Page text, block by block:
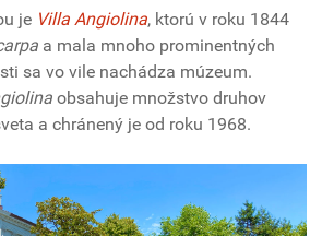
je Villa Angiolina, ktorú v roku 1844
a mala mnoho prominentných
sa vo vile nachádza múzeum.
obsahuje množstvo druhov
a chránený je od roku 1968.